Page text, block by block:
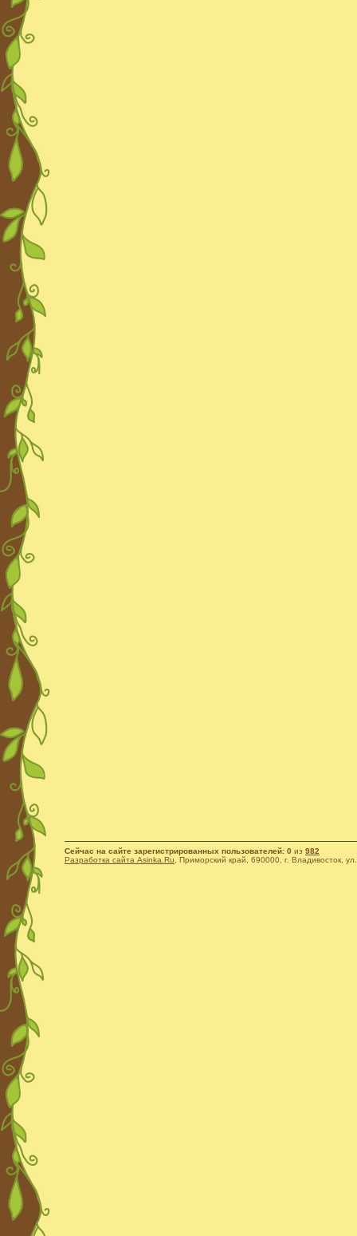
Сейчас на сайте зарегистрированных пользователей: 0 из 982
Разработка сайта Asinka.Ru , Приморский край, 690000, г. Владивосток,